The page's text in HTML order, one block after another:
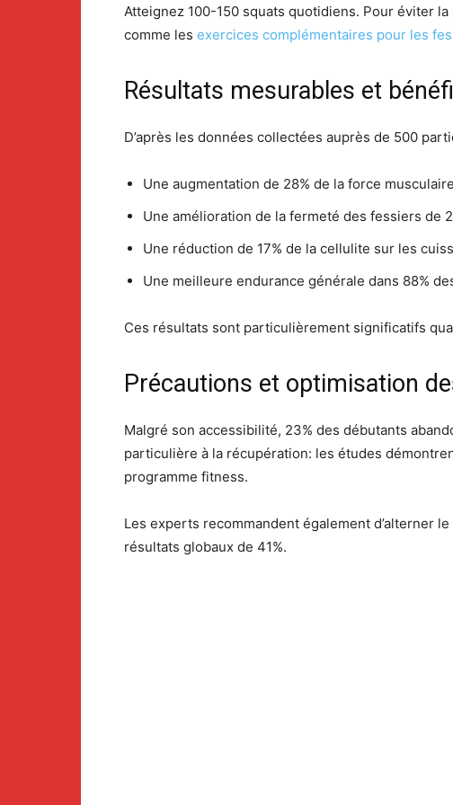
Atteignez 100-150 squats quotidiens. Pour éviter
comme les exercices complémentaires pour les
Résultats mesurables et
D’après les données collectées auprès de 500
Une augmentation de 28% de la force
Une amélioration de la fermeté des fessiers de
Une réduction de 17% de la cellulite sur les
Une meilleure endurance générale dans 88%
Ces résultats sont particulièrement significatifs
Précautions et optimisation
Malgré son accessibilité, 23% des débutants
particulière à la récupération: les études
programme fitness.
Les experts recommandent également d’alterner
résultats globaux de 41%.